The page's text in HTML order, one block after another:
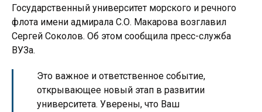
Государственный университет морского и речного
флота имени адмирала С.О. Макарова возглавил
Сергей Соколов. Об этом сообщила пресс-служба
ВУЗа.
Это важное и ответственное событие,
открывающее новый этап в развитии
университета. Уверены, что Ваш